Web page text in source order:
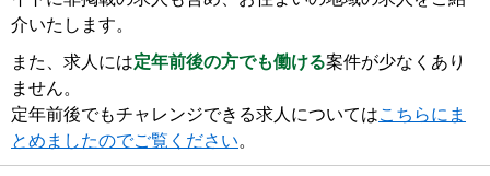
介いたします。
また、求人には定年前後の方でも働ける案件が少なくあり
ません。
定年前後でもチャレンジできる求人についてはこちらにま
とめましたのでご覧ください。